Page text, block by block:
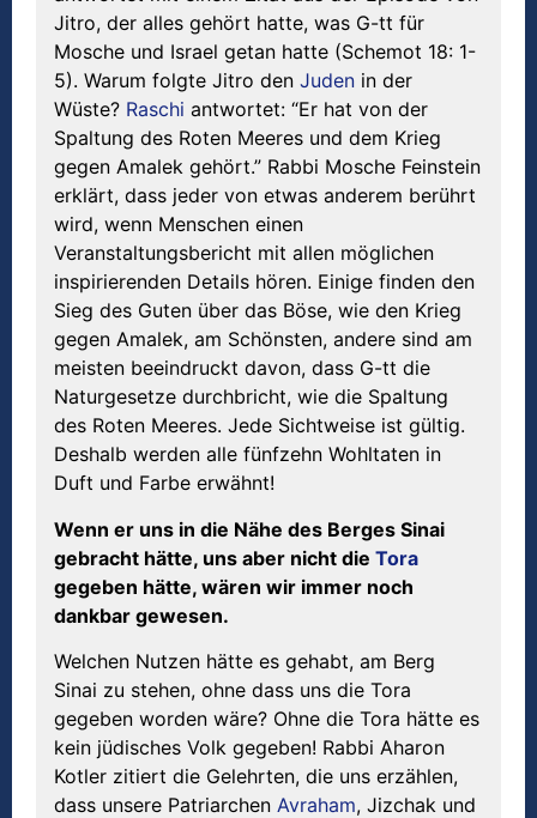
Jitro, der alles gehört hatte, was G-tt für
Mosche und Israel getan hatte (Schemot 18: 1-
5). Warum folgte Jitro den Juden in der
Wüste? Raschi antwortet: “Er hat von der
Spaltung des Roten Meeres und dem Krieg
gegen Amalek gehört.” Rabbi Mosche Feinstein
erklärt, dass jeder von etwas anderem berührt
wird, wenn Menschen einen
Veranstaltungsbericht mit allen möglichen
inspirierenden Details hören. Einige finden den
Sieg des Guten über das Böse, wie den Krieg
gegen Amalek, am Schönsten, andere sind am
meisten beeindruckt davon, dass G-tt die
Naturgesetze durchbricht, wie die Spaltung
des Roten Meeres. Jede Sichtweise ist gültig.
Deshalb werden alle fünfzehn Wohltaten in
Duft und Farbe erwähnt!
Wenn er uns in die Nähe des Berges Sinai
gebracht hätte, uns aber nicht die Tora
gegeben hätte, wären wir immer noch
dankbar gewesen.
Welchen Nutzen hätte es gehabt, am Berg
Sinai zu stehen, ohne dass uns die Tora
gegeben worden wäre? Ohne die Tora hätte es
kein jüdisches Volk gegeben! Rabbi Aharon
Kotler zitiert die Gelehrten, die uns erzählen,
dass unsere Patriarchen Avraham, Jizchak und